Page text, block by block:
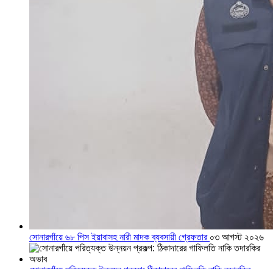
সোনারগাঁয়ে ৬৮ পিস ইয়াবাসহ নারী মাদক ব্যবসায়ী গ্রেফতার ০৩ আগস্ট ২০২৬